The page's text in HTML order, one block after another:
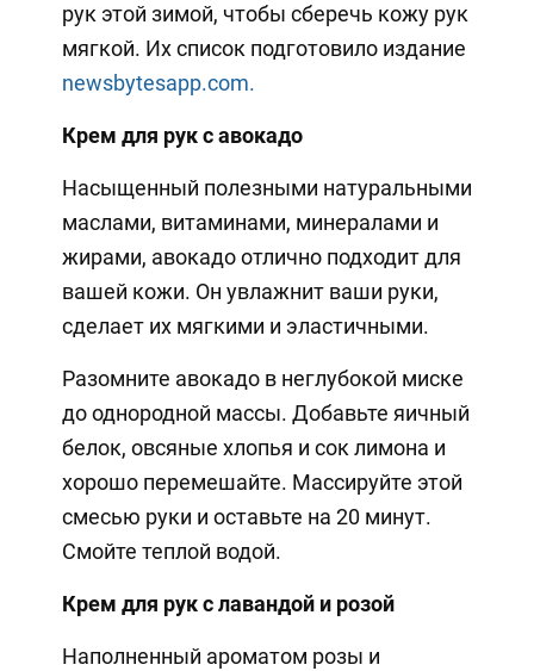
рук этой зимой, чтобы сберечь кожу рук
мягкой. Их список подготовило издание
newsbytesapp.com.
Крем для рук с авокадо
Насыщенный полезными натуральными
маслами, витаминами, минералами и
жирами, авокадо отлично подходит для
вашей кожи. Он увлажнит ваши руки,
сделает их мягкими и эластичными.
Разомните авокадо в неглубокой миске
до однородной массы. Добавьте яичный
белок, овсяные хлопья и сок лимона и
хорошо перемешайте. Массируйте этой
смесью руки и оставьте на 20 минут.
Смойте теплой водой.
Крем для рук с лавандой и розой
Наполненный ароматом розы и